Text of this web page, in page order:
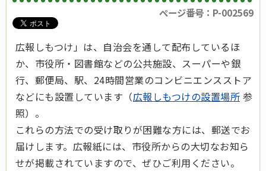
ページ番号：P-002569
広報しもつけ」は、自治会を通して配布しているほ
か、市役所・図書館などの公共施設、スーパーや銀
行、郵便局、駅、24時間営業のコンビニエンスストア
などにも設置しています（広報しもつけの設置場所 参
照）。
これらの方法での受け取りが困難な方には、郵送でお
届けします。広報紙には、市役所からの大切なお知ら
せが掲載されていますので、ぜひご利用ください。